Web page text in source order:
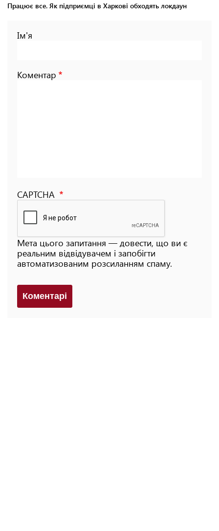
Працює все. Як підприємці в Харкові обходять локдаун
Ім'я
Коментар
CAPTCHA
Мета цього запитання — довести, що ви є
реальним відвідувачем і запобігти
автоматизованим розсиланням спаму.
Коментарi